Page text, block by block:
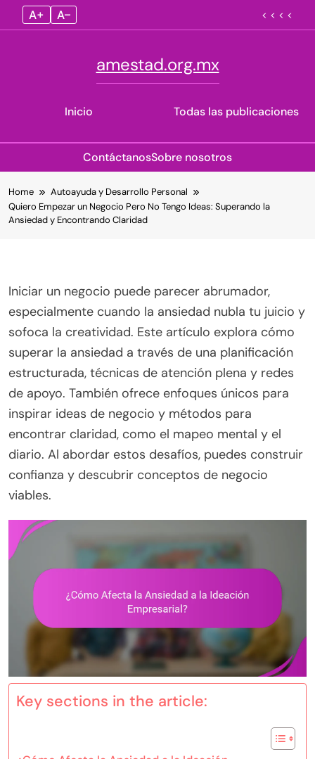
A+ A– < < < <
Inicio
amestad.org.mx
Todas las publicaciones
ContáctanosSobre nosotros
to
content
Home
Autoayuda y Desarrollo Personal
Quiero Empezar un Negocio Pero No Tengo Ideas: Superando la
Ansiedad y Encontrando Claridad
Iniciar un negocio puede parecer abrumador,
especialmente cuando la ansiedad nubla tu juicio y
sofoca la creatividad. Este artículo explora cómo
superar la ansiedad a través de una planificación
estructurada, técnicas de atención plena y redes
de apoyo. También ofrece enfoques únicos para
inspirar ideas de negocio y métodos para
encontrar claridad, como el mapeo mental y el
diario. Al abordar estos desafíos, puedes construir
confianza y descubrir conceptos de negocio
viables.
Key sections in the article: